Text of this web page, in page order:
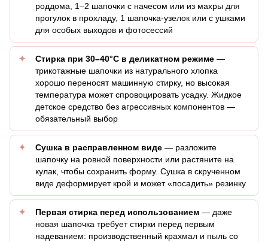
роддома, 1–2 шапочки с начесом или из махры для
прогулок в прохладу, 1 шапочка-узелок или с ушками
для особых выходов и фотосессий
Стирка при 30–40°C в деликатном режиме —
трикотажные шапочки из натурального хлопка
хорошо переносят машинную стирку, но высокая
температура может спровоцировать усадку. Жидкое
детское средство без агрессивных компонентов —
обязательный выбор
Сушка в расправленном виде — разложите
шапочку на ровной поверхности или растяните на
кулак, чтобы сохранить форму. Сушка в скрученном
виде деформирует крой и может «посадить» резинку
Первая стирка перед использованием — даже
новая шапочка требует стирки перед первым
надеванием: производственный крахмал и пыль со